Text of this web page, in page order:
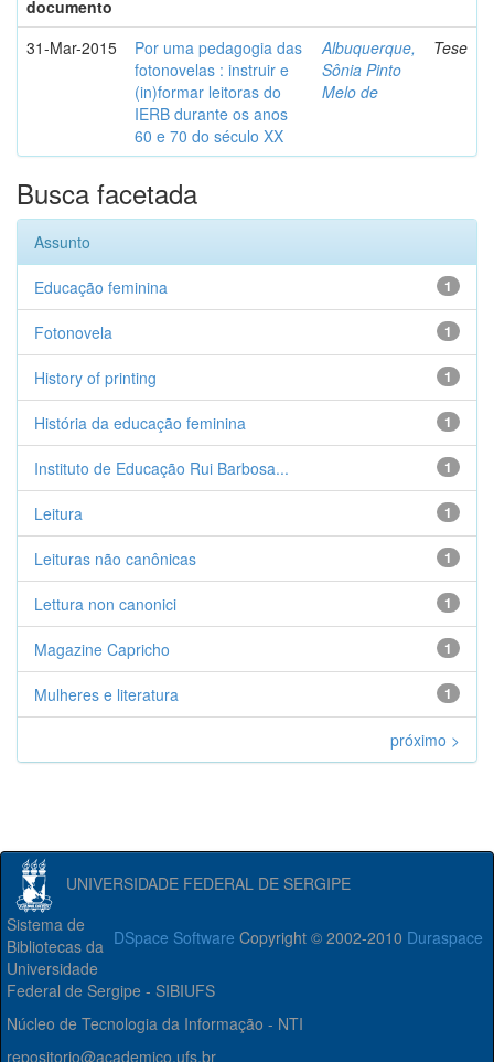
documento
31-Mar-2015
Por uma pedagogia das
fotonovelas : instruir e
(in)formar leitoras do
IERB durante os anos
60 e 70 do século XX
Albuquerque,
Sônia Pinto
Melo de
Tese
Busca facetada
Assunto
1
Educação feminina
1
Fotonovela
1
History of printing
1
História da educação feminina
1
Instituto de Educação Rui Barbosa...
1
Leitura
1
Leituras não canônicas
1
Lettura non canonici
1
Magazine Capricho
1
Mulheres e literatura
próximo >
UNIVERSIDADE FEDERAL DE SERGIPE
DSpace Software Copyright © 2002-2010 Duraspace
Sistema de
Bibliotecas da
Universidade
Federal de Sergipe - SIBIUFS
Núcleo de Tecnologia da Informação - NTI
repositorio@academico.ufs.br